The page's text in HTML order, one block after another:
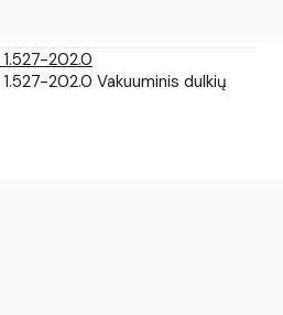
1.527-202.0
1.527-202.0 Vakuuminis dulkių